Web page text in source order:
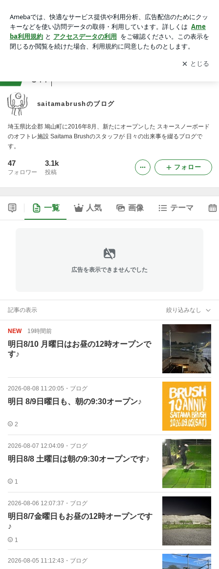
アプリをダウンロードして ブログの更新通知
を受け取りまし
ょう。
開く
344
saitamabrushのブログ
埼玉県比企郡 鳩山町に2016年8月、新たにオープンした スキースノーボード
のオフトレ施設 Saitama Brushのスタッフが 日々の出来事を綴るブログで
す。
47
フォロワー
3.1k
投稿
フォロー
一覧 人気 画像 テーマ
広告を表示できませんでした
記事の表示 絞り込みなし
NEW 19時間前
明日8/10 月曜日はお昼の12時オープンで
す♪
2026-08-08 11:20:05 ・ ブログ
明日 8/9日曜日も、朝の9:30オープン♪
2
2026-08-07 12:04:09 ・ ブログ
明日8/8 土曜日は朝の9:30オープンです♪
1
2026-08-06 12:07:37 ・ ブログ
明日8/7金曜日もお昼の12時オープンです
♪
1
2026-08-05 11:12:43 ・ ブログ